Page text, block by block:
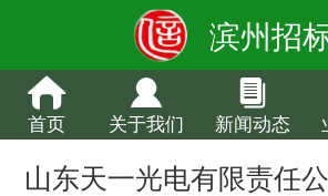
滨州招
首页 关于我们 新闻动态
山东天一光电有限责任